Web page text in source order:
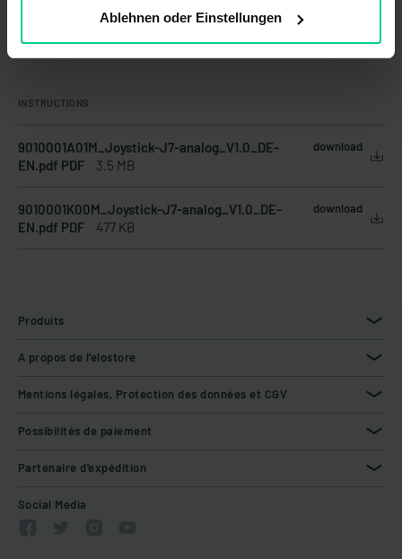
Ablehnen oder Einstellungen
Documents et téléchargements
INSTRUCTIONS
9010001A01M_Joystick-J7-analog_V1.0_DE-
EN.pdf PDF
3.5 MB
download
9010001K00M_Joystick-J7-analog_V1.0_DE-
EN.pdf PDF
477 KB
download
Produits
A propos de l'elostore
Mentions légales, Protection des données et CGV
Possibilités de paiement
Partenaire d'expédition
Social Media